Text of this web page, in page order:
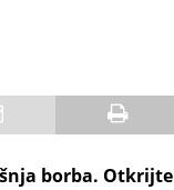
borba. Otkrijte